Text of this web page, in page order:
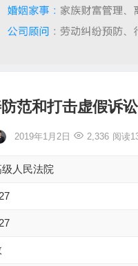
范和打击虚假诉
2019年1月2日 2,336 阅读
人民法院